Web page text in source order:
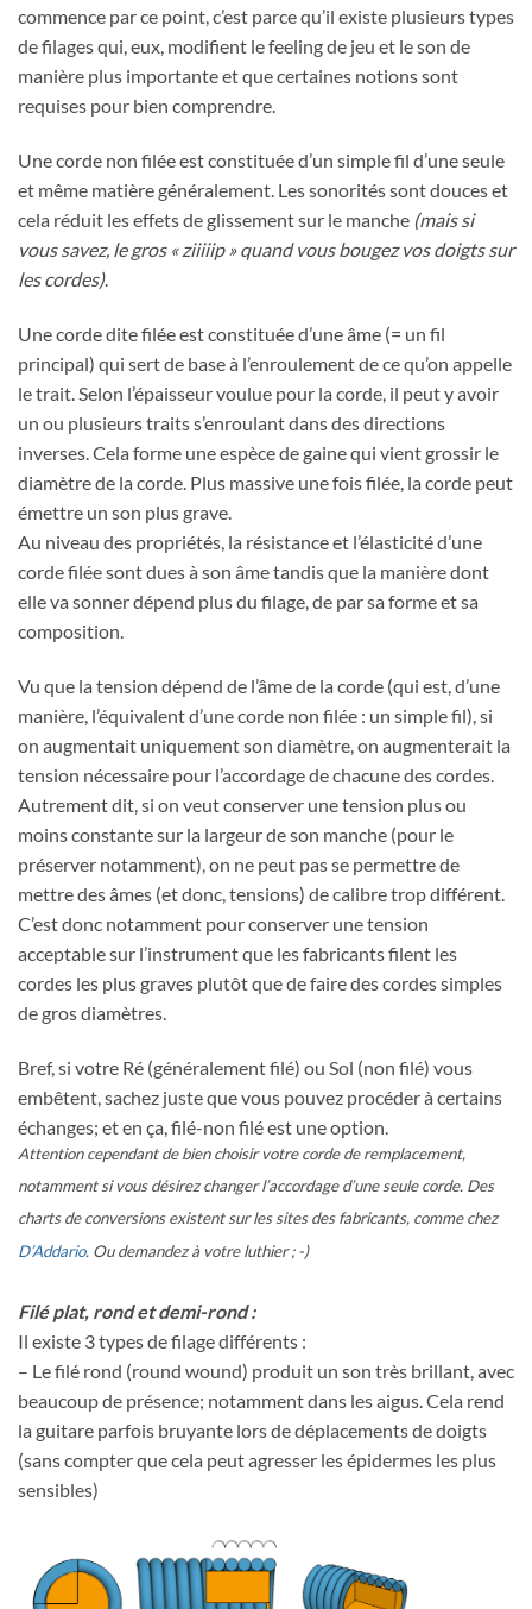
commence par ce point, c’est parce qu’il existe plusieurs types
de filages qui, eux, modifient le feeling de jeu et le son de
manière plus importante et que certaines notions sont
requises pour bien comprendre.
Une corde non filée est constituée d’un simple fil d’une seule
et même matière généralement. Les sonorités sont douces et
cela réduit les effets de glissement sur le manche (mais si
vous savez, le gros « ziiiiip » quand vous bougez vos doigts sur
les cordes).
Une corde dite filée est constituée d’une âme (= un fil
principal) qui sert de base à l’enroulement de ce qu’on appelle
le trait. Selon l’épaisseur voulue pour la corde, il peut y avoir
un ou plusieurs traits s’enroulant dans des directions
inverses. Cela forme une espèce de gaine qui vient grossir le
diamètre de la corde. Plus massive une fois filée, la corde peut
émettre un son plus grave.
Au niveau des propriétés, la résistance et l’élasticité d’une
corde filée sont dues à son âme tandis que la manière dont
elle va sonner dépend plus du filage, de par sa forme et sa
composition.
Vu que la tension dépend de l’âme de la corde (qui est, d’une
manière, l’équivalent d’une corde non filée : un simple fil), si
on augmentait uniquement son diamètre, on augmenterait la
tension nécessaire pour l’accordage de chacune des cordes.
Autrement dit, si on veut conserver une tension plus ou
moins constante sur la largeur de son manche (pour le
préserver notamment), on ne peut pas se permettre de
mettre des âmes (et donc, tensions) de calibre trop différent.
C’est donc notamment pour conserver une tension
acceptable sur l’instrument que les fabricants filent les
cordes les plus graves plutôt que de faire des cordes simples
de gros diamètres.
Bref, si votre Ré (généralement filé) ou Sol (non filé) vous
embêtent, sachez juste que vous pouvez procéder à certains
échanges; et en ça, filé-non filé est une option.
Attention cependant de bien choisir votre corde de remplacement,
notamment si vous désirez changer l’accordage d’une seule corde. Des
charts de conversions existent sur les sites des fabricants, comme chez
D’Addario. Ou demandez à votre luthier ; -)
Filé plat, rond et demi-rond :
Il existe 3 types de filage différents :
– Le filé rond (round wound) produit un son très brillant, avec
beaucoup de présence; notamment dans les aigus. Cela rend
la guitare parfois bruyante lors de déplacements de doigts
(sans compter que cela peut agresser les épidermes les plus
sensibles)